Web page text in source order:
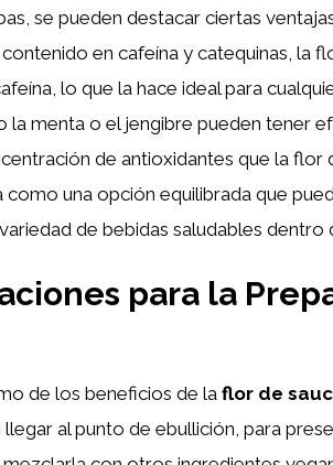
se pueden destacar ciertas
en cafeína y catequinas, la
lo que la hace ideal para
la menta o el jengibre pueden tener
de antioxidantes que la flor
como una opción equilibrada que
de bebidas saludables dentro
para la
de los beneficios de laflor de
llegar al punto de ebullición, para